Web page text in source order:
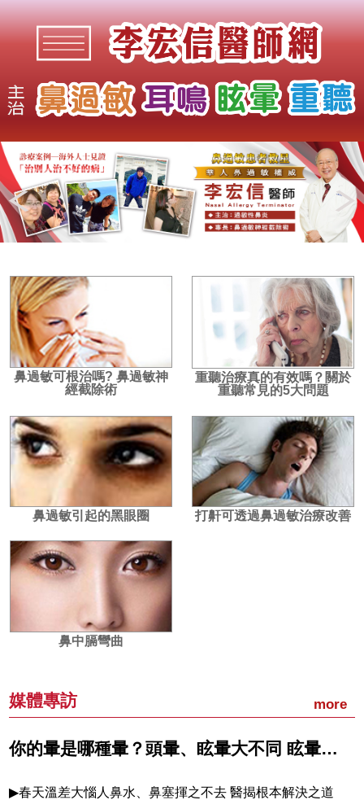
鼻過敏可根治嗎? 鼻過敏神
經截除術
重聽治療真的有效嗎？關於
重聽常見的5大問題
鼻過敏引起的黑眼圈 打鼾可透過鼻過敏治療改善
鼻中膈彎曲
媒體專訪 more
你的暈是哪種暈？頭暈、眩暈大不同 眩暈又分兩大類型
春天溫差大惱人鼻水、鼻塞揮之不去 醫揭根本解決之道